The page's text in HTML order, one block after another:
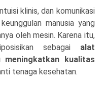
klinis, dan komunikasi
manusia yang
oleh mesin. Karena itu,
sebagai alat
meningkatkan kualitas
tenaga kesehatan.